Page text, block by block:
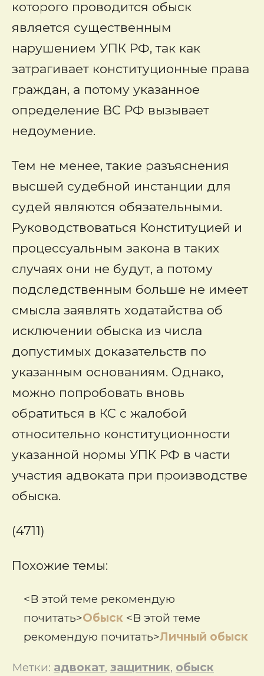
которого проводится обыск
является существенным
нарушением УПК РФ, так как
затрагивает конституционные права
граждан, а потому указанное
определение ВС РФ вызывает
недоумение.
Тем не менее, такие разъяснения
высшей судебной инстанции для
судей являются обязательными.
Руководствоваться Конституцией и
процессуальным закона в таких
случаях они не будут, а потому
подследственным больше не имеет
смысла заявлять ходатайства об
исключении обыска из числа
допустимых доказательств по
указанным основаниям. Однако,
можно попробовать вновь
обратиться в КС с жалобой
относительно конституционности
указанной нормы УПК РФ в части
участия адвоката при производстве
обыска.
(4711)
Похожие темы:
<В этой теме рекомендую
почитать>Обыск <В этой теме
рекомендую почитать>Личный обыск
Метки: адвокат, защитник, обыск